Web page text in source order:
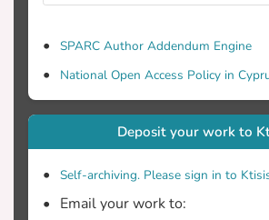
SPARC Author Addendum Engine
National Open Access Policy in
Deposit your work to
Self-archiving. Please sign in to
Email your work to: